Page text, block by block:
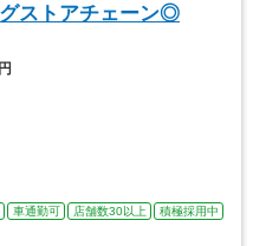
ストアチェーン◎
車通勤可 店舗数30以上
積極採用中